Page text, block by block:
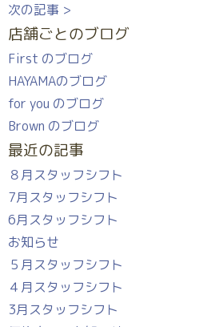
次の記事 >
店舗ごとのブログ
First のブログ
HAYAMAのブログ
for you のブログ
Brown のブログ
最近の記事
８月スタッフシフト
7月スタッフシフト
6月スタッフシフト
お知らせ
５月スタッフシフト
４月スタッフシフト
3月スタッフシフト